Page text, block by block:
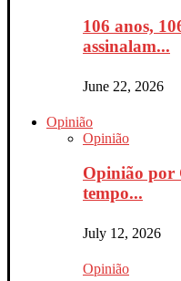
106 anos,
assinalam...
June 22, 2026
Opinião
Opinião
Opinião por
tempo...
July 12, 2026
Opinião